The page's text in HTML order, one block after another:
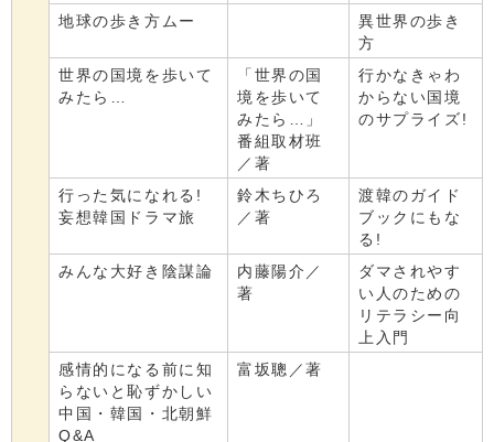
地球の歩き方ムー
異世界の歩き
方
世界の国境を歩いて
みたら…
「世界の国
境を歩いて
みたら…」
番組取材班
／著
行かなきゃわ
からない国境
のサプライズ!
行った気になれる!
妄想韓国ドラマ旅
鈴木ちひろ
／著
渡韓のガイド
ブックにもな
る!
みんな大好き陰謀論
内藤陽介／
著
ダマされやす
い人のための
リテラシー向
上入門
感情的になる前に知
らないと恥ずかしい
中国・韓国・北朝鮮
Q&A
富坂聰／著